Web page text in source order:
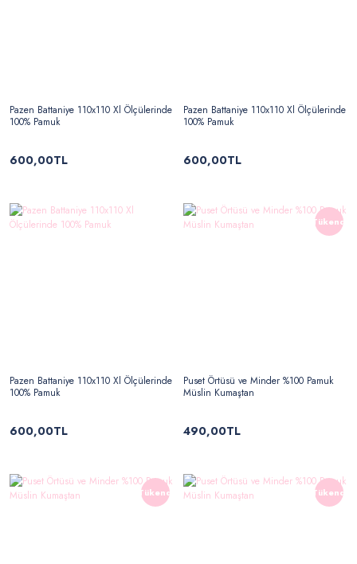
Pazen Battaniye 110x110 Xl Ölçülerinde
100% Pamuk
600,00TL
Pazen Battaniye 110x110 Xl Ölçülerinde
100% Pamuk
600,00TL
Pazen Battaniye 110x110 Xl Ölçülerinde
100% Pamuk
600,00TL
Tükendi
Puset Örtüsü ve Minder %100 Pamuk
Müslin Kumaştan
490,00TL
Tükendi Tükendi